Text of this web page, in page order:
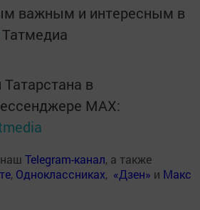
важным и интересным в
Татмедиа
в
MАХ:
Telegram-канал, а также
, Одноклассниках, «Дзен» и Макс